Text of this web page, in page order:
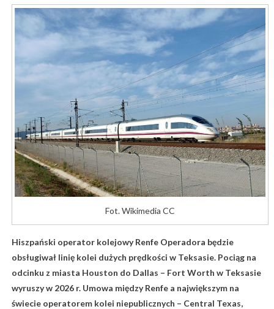
Fot. Wikimedia CC
Hiszpański operator kolejowy Renfe Operadora będzie
obsługiwał linię kolei dużych prędkości w Teksasie. Pociąg na
odcinku z miasta Houston do Dallas – Fort Worth w Teksasie
wyruszy w 2026 r. Umowa między Renfe a największym na
świecie operatorem kolei niepublicznych – Central Texas,